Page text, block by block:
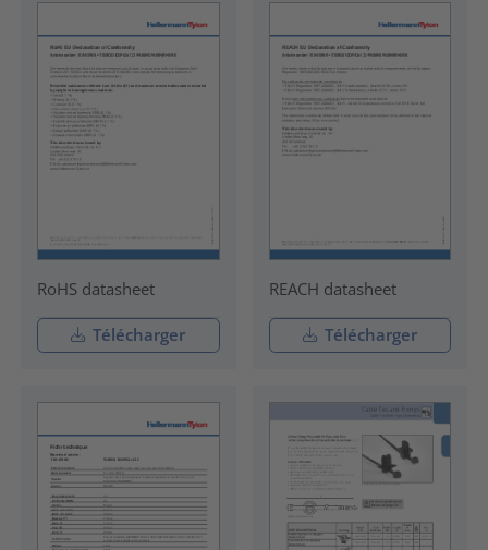
RoHS datasheet
Télécharger
REACH datasheet
Télécharger